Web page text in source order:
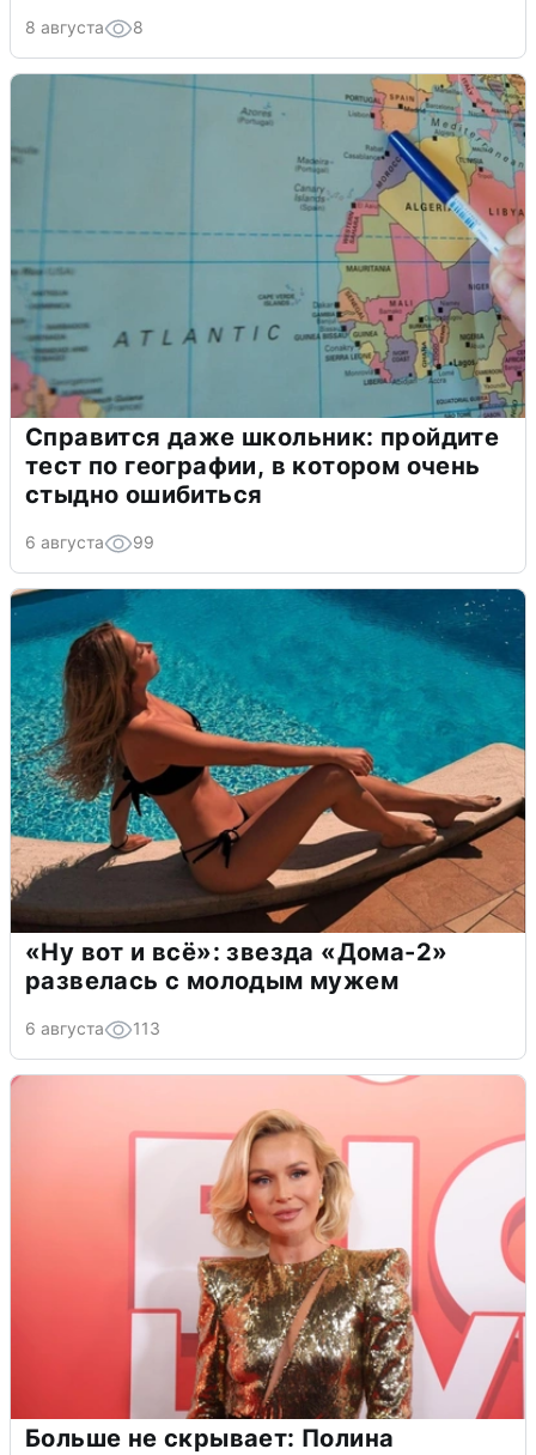
8 августа 8
Справится даже школьник: пройдите
тест по географии, в котором очень
стыдно ошибиться
6 августа 99
«Ну вот и всё»: звезда «Дома-2»
развелась с молодым мужем
6 августа 113
Больше не скрывает: Полина